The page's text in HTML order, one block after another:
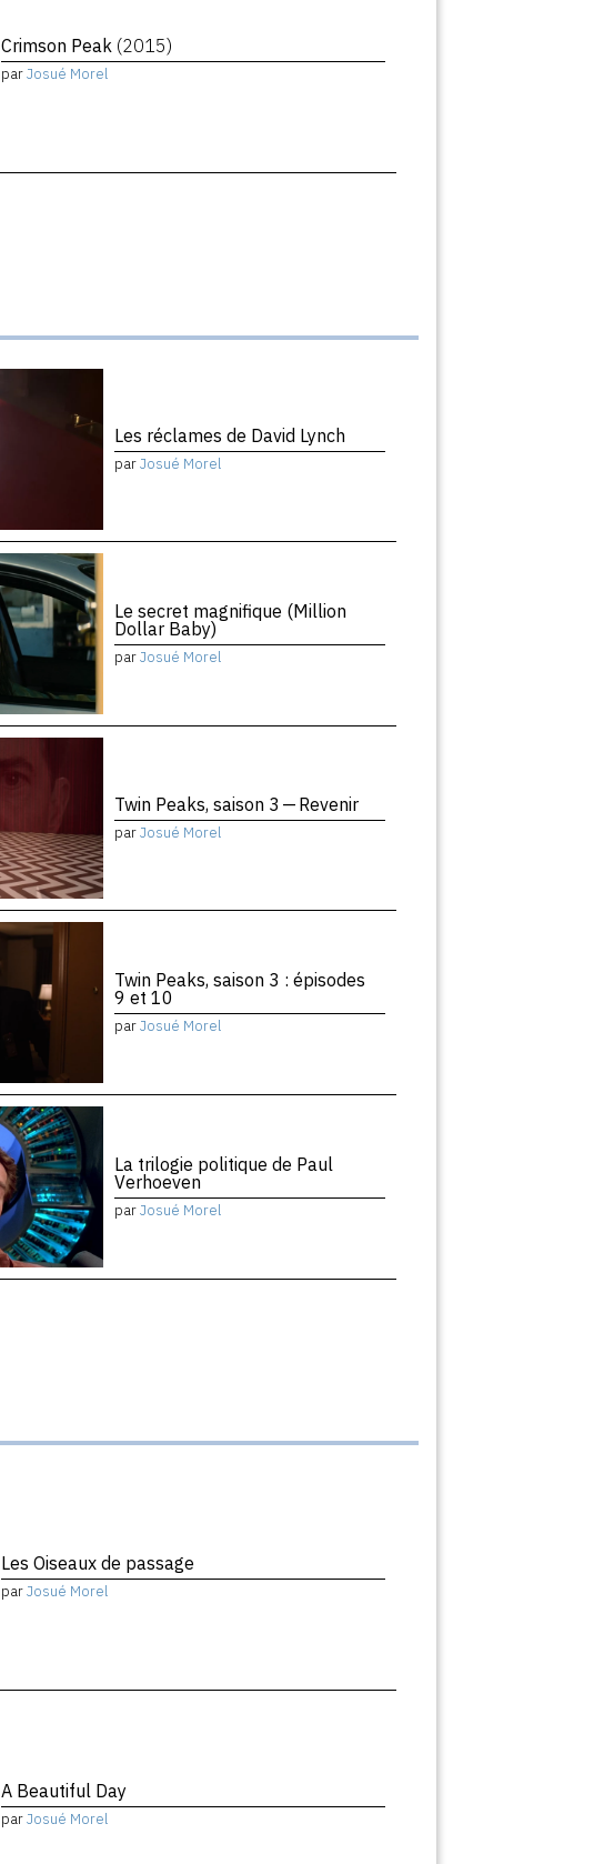
Crimson Peak (2015)
parJosué Morel
Les réclames de David Lynch
parJosué Morel
Le secret magnifique (Million
Dollar Baby)
parJosué Morel
Twin Peaks, saison 3 — Revenir
parJosué Morel
Twin Peaks, saison 3 : épisodes
9 et 10
parJosué Morel
La trilogie politique de Paul
Verhoeven
parJosué Morel
Les Oiseaux de passage
parJosué Morel
A Beautiful Day
parJosué Morel